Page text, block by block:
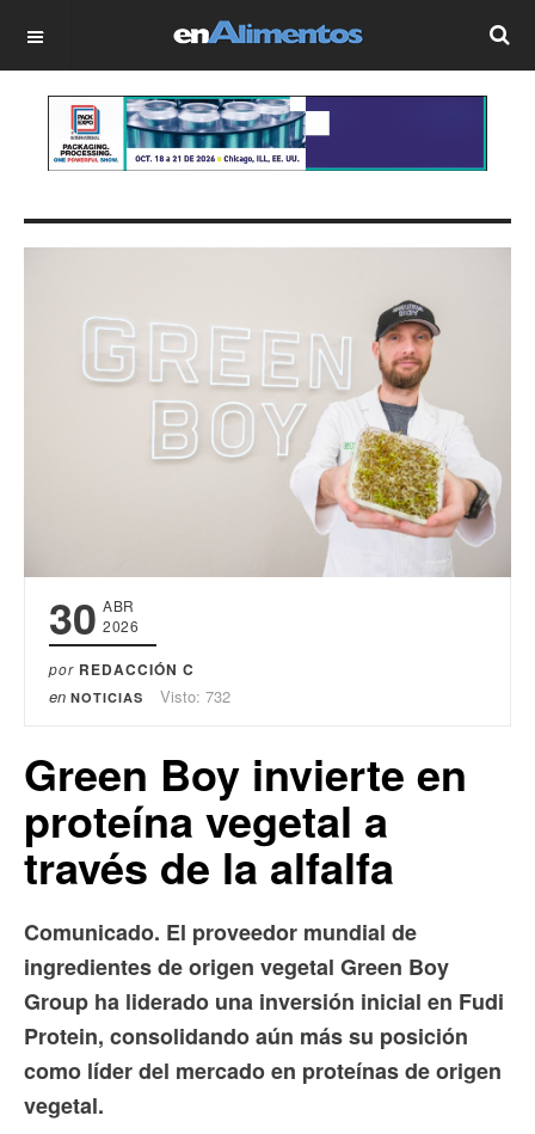
OFF CANVAS
30 ABR
2026
por REDACCIÓN C
en NOTICIAS Visto: 732
Green Boy invierte en
proteína vegetal a
través de la alfalfa
Comunicado. El proveedor mundial de
ingredientes de origen vegetal Green Boy
Group ha liderado una inversión inicial en Fudi
Protein, consolidando aún más su posición
como líder del mercado en proteínas de origen
vegetal.